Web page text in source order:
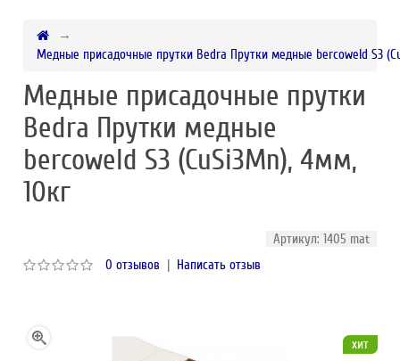
Медные присадочные прутки Bedra Прутки медные bercoweld S3
Медные присадочные прутки
Bedra Прутки медные
bercoweld S3 (CuSi3Mn), 4мм,
10кг
Артикул: 1405 mat
0 отзывов | Написать отзыв
хит